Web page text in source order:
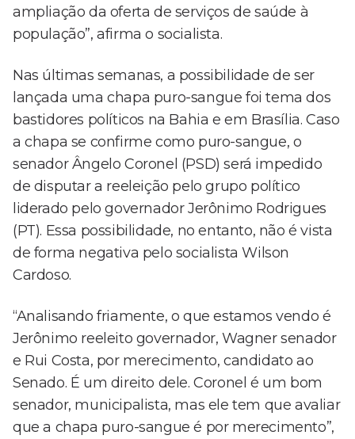
ampliação da oferta de serviços de saúde à
população”, afirma o socialista.
Nas últimas semanas, a possibilidade de ser
lançada uma chapa puro-sangue foi tema dos
bastidores políticos na Bahia e em Brasília. Caso
a chapa se confirme como puro-sangue, o
senador Ângelo Coronel (PSD) será impedido
de disputar a reeleição pelo grupo político
liderado pelo governador Jerônimo Rodrigues
(PT). Essa possibilidade, no entanto, não é vista
de forma negativa pelo socialista Wilson
Cardoso.
“Analisando friamente, o que estamos vendo é
Jerônimo reeleito governador, Wagner senador
e Rui Costa, por merecimento, candidato ao
Senado. É um direito dele. Coronel é um bom
senador, municipalista, mas ele tem que avaliar
que a chapa puro-sangue é por merecimento”,